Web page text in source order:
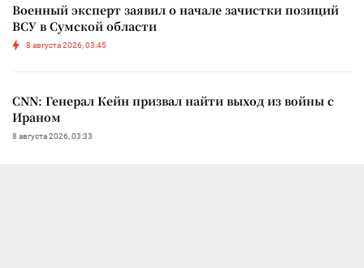
Военный эксперт заявил о начале зачистки позиций
ВСУ в Сумской области
8 августа 2026, 03:45
CNN: Генерал Кейн призвал найти выход из войны с
Ираном
8 августа 2026, 03:33